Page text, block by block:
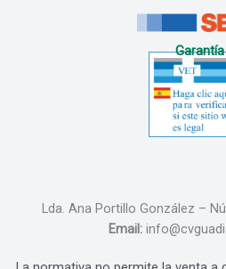
Garantía
Lda. Ana Portillo González –
Email: